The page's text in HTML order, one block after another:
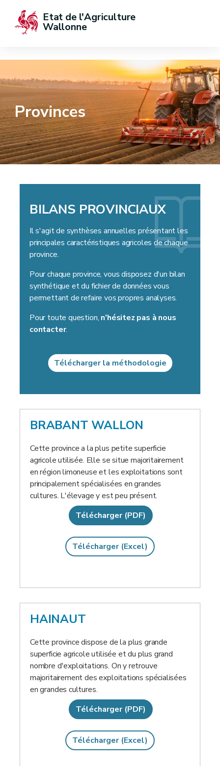
Etat de l'Agriculture
Wallonne
Provinces
BILANS PROVINCIAUX
Il s'agit de synthèses annuelles présentant les
principales caractéristiques agricoles de chaque
province.
Pour chaque province, vous disposez d'un bilan
synthétique et du fichier de données vous
permettant de refaire vos propres analyses.
Pour toute question, n'hésitez pas à nous
contacter.
Télécharger la méthodologie
BRABANT WALLON
Cette province a la plus petite superficie
agricole utilisée. Elle se situe majoritairement
en région limoneuse et les exploitations sont
principalement spécialisées en grandes
cultures. L'élevage y est peu présent.
Télécharger (PDF)
Télécharger (Excel)
HAINAUT
Cette province dispose de la plus grande
superficie agricole utilisée et du plus grand
nombre d'exploitations. On y retrouve
majoritairement des exploitations spécialisées
en grandes cultures.
Télécharger (PDF)
Télécharger (Excel)